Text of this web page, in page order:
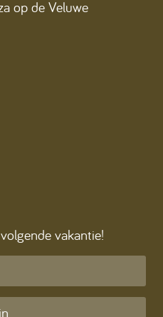
op de Veluwe
vakantie!